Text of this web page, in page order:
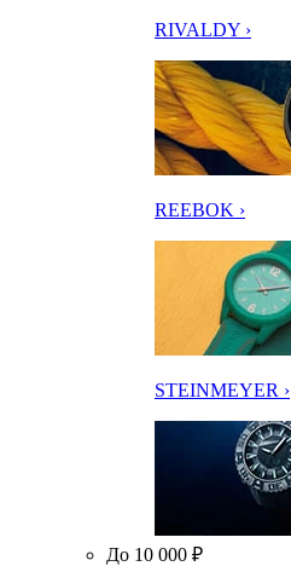
RIVALDY ›
REEBOK ›
STEINMEYER ›
До 10 000 ₽